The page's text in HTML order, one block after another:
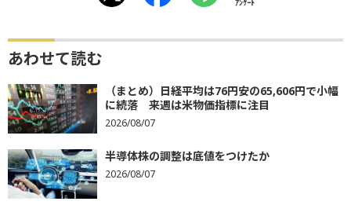
あわせて読む
（まとめ）日経平均は76円安の65,606円で小幅
に続落 来週は米物価指標に注目
2026/08/07
半導体株の調整は底値をつけたか
2026/08/07